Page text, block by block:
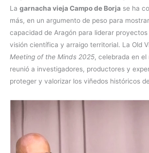
La garnacha vieja Campo de Borja se ha
más, en un argumento de peso para
capacidad de Aragón para liderar
visión científica y arraigo territorial. La Old
Meeting of the Minds 2025, celebrada en
reunió a investigadores, productores y
proteger y valorizar los viñedos históricos